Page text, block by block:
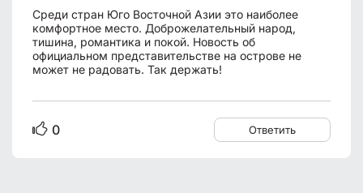
Среди стран Юго Восточной Азии это наиболее
комфортное место. Доброжелательный народ,
тишина, романтика и покой. Новость об
официальном представительстве на острове не
может не радовать. Так держать!
0 Ответить